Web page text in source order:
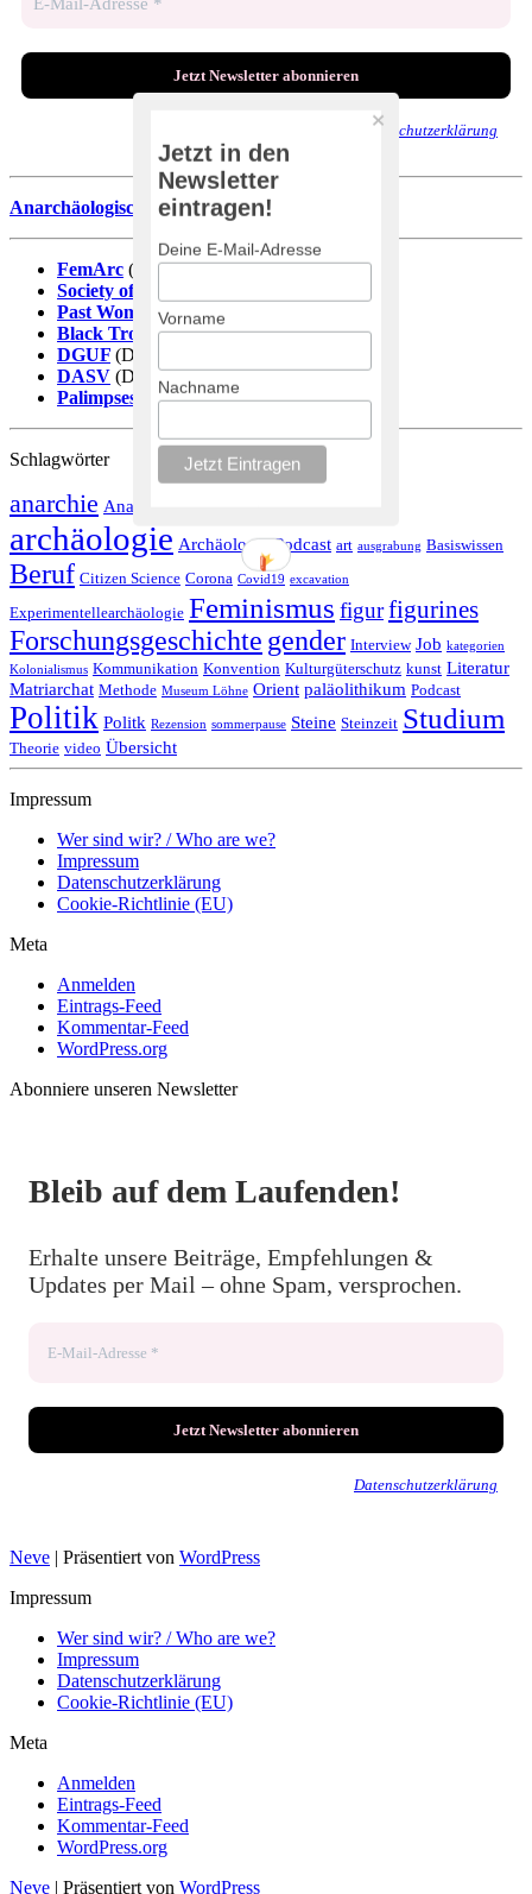
Datenschutzerklärung
Anarchäologische Literaturdatenbank
FemArc (DE)
Society of Black Archaeologists
Past Women(EN)
Black Trowel Collectiv(EN)
DGUF (DE)
DASV (DE)
Palimpsestos(ES)
Schlagwörter
anarchie Anarchäologie
archäologie Archäologie Podcast art ausgrabung Basiswissen
Beruf Citizen Science Corona Covid19 excavation
Experimentellearchäologie Feminismus figurfigurines
Forschungsgeschichte gender Interview Job kategorien
Kolonialismus Kommunikation Konvention Kulturgüterschutz kunst Literatur
Matriarchat Methode Museum Löhne Orient paläolithikum Podcast
Politik Politk Rezension sommerpause Steine Steinzeit Studium
Theorie video Übersicht
Impressum
Wer sind wir? / Who are we?
Impressum
Datenschutzerklärung
Cookie-Richtlinie (EU)
Meta
Anmelden
Eintrags-Feed
Kommentar-Feed
WordPress.org
Abonniere unseren Newsletter
Bleib auf dem Laufenden!
Erhalte unsere Beiträge, Empfehlungen &
Updates per Mail – ohne Spam, versprochen.
Datenschutzerklärung
Neve | Präsentiert von WordPress
Impressum
Wer sind wir? / Who are we?
Impressum
Datenschutzerklärung
Cookie-Richtlinie (EU)
Meta
Anmelden
Eintrags-Feed
Kommentar-Feed
WordPress.org
Neve | Präsentiert von WordPress
Jetzt in den
Newsletter
eintragen!
Deine E-Mail-Adresse
Vorname
Nachname